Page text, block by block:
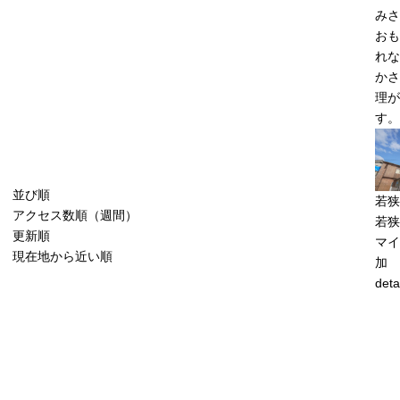
並び順
アクセス数順（週間）
更新順
現在地から近い順
み
お
れ
か
理
す。
若
若
マ
加